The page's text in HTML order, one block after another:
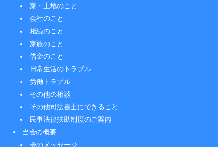
家・土地のこと
会社のこと
相続のこと
家族のこと
借金のこと
日常生活のトラブル
労働トラブル
その他の相談
その他司法書士にできること
民事法律扶助制度のご案内
当会の概要
会のメッセージ